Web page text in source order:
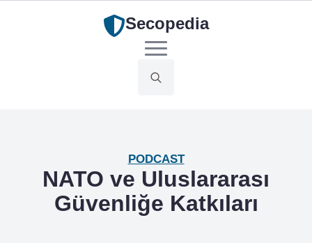
Secopedia
PODCAST
NATO ve Uluslararası
Güvenliğe Katkıları